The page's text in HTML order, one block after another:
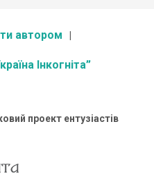
автором
Інкогніта”
проект ентузіастів